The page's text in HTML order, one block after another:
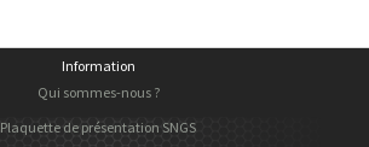
Information
Qui sommes-nous ?
Plaquette de présentation SNGS